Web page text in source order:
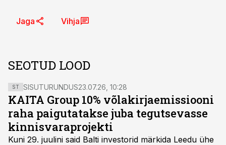
Jaga Vihja
SEOTUD LOOD
ST SISUTURUNDUS23.07.26, 10:28
KAITA Group 10% võlakirjaemissiooni
raha paigutatakse juba tegutsevasse
kinnisvaraprojekti
Kuni 29. juulini said Balti investorid märkida Leedu ühe